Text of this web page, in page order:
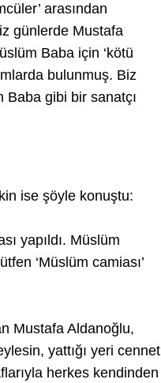
arasından
günlerde Mustafa
Baba için ‘kötü
bulunmuş. Biz
gibi bir sanatçı
ise şöyle konuştu:
yapıldı. Müslüm
‘Müslüm camiası’
Mustafa Aldanoğlu,
yattığı yeri cennet
herkes kendinden